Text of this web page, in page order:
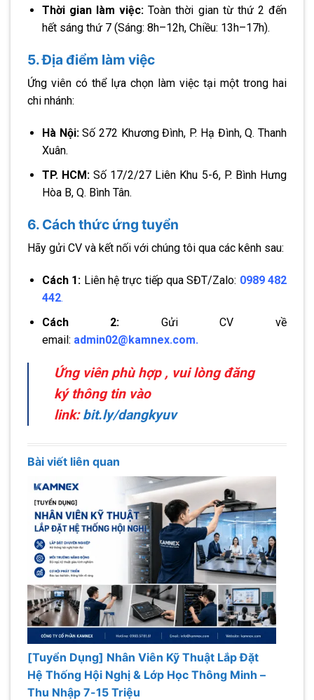
Thời gian làm việc: Toàn thời gian từ thứ 2 đến
hết sáng thứ 7 (Sáng: 8h–12h, Chiều: 13h–17h).
5. Địa điểm làm việc
Ứng viên có thể lựa chọn làm việc tại một trong hai
chi nhánh:
Hà Nội:Số 272 Khương Đình, P. Hạ Đình, Q. Thanh
Xuân.
TP. HCM:Số 17/2/27 Liên Khu 5-6, P. Bình Hưng
Hòa B, Q. Bình Tân.
6. Cách thức ứng tuyển
Hãy gửi CV và kết nối với chúng tôi qua các kênh sau:
Cách 1: Liên hệ trực tiếp qua SĐT/Zalo: 0989 482
442.
Cách 2: Gửi CV về
email: admin02@kamnex.com.
Ứng viên phù hợp , vui lòng đăng
ký thông tin vào
link:bit.ly/dangkyuv
Bài viết liên quan
[Tuyển Dụng] Nhân Viên Kỹ Thuật Lắp Đặt
Hệ Thống Hội Nghị & Lớp Học Thông Minh –
Thu Nhập 7-15 Triệu